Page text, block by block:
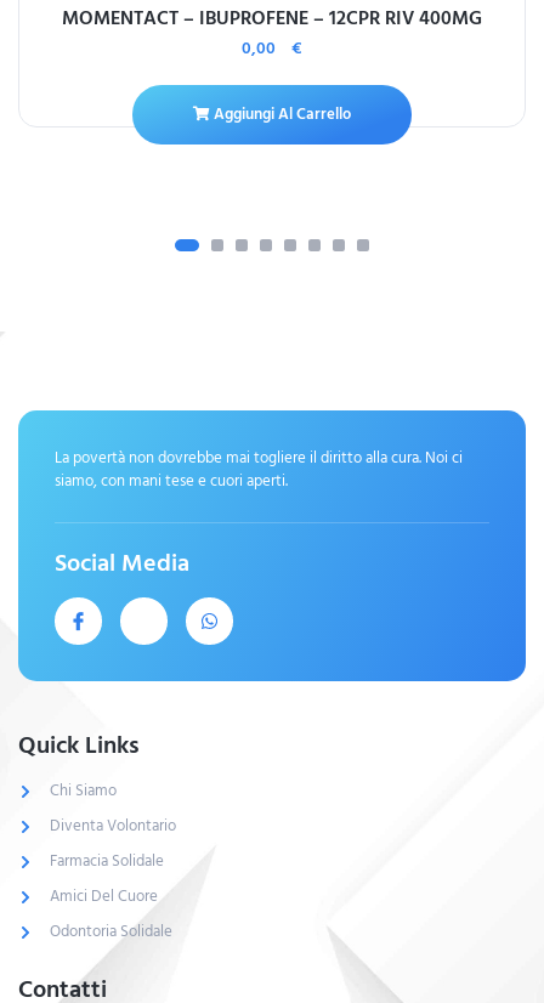
MOMENTACT – IBUPROFENE – 12CPR RIV 400MG
0,00 €
Aggiungi Al Carrello
La povertà non dovrebbe mai togliere il diritto alla cura. Noi ci
siamo, con mani tese e cuori aperti.
Social Media
Quick Links
Chi Siamo
Diventa Volontario
Farmacia Solidale
Amici Del Cuore
Odontoria Solidale
Contatti